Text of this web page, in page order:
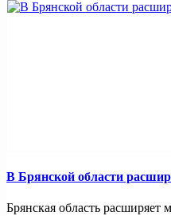
В Брянской области
Брянская область